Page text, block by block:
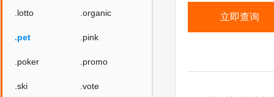
.lotto .organic
.pet .pink
.poker .promo
.ski .vote